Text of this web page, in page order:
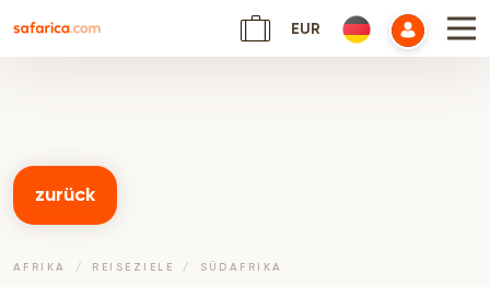
EUR
zurück
AFRIKA REISEZIELE SÜDAFRIKA